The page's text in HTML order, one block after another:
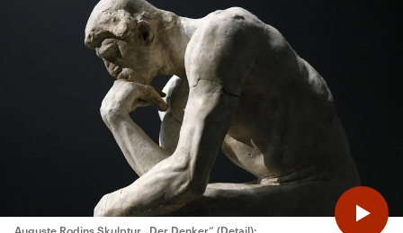
Auguste Rodins Skulptur „Der Denker“ (Detail):